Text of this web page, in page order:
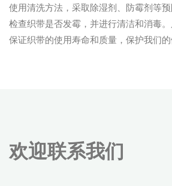
使用清洗方法，采取除湿剂、防霉剂等
检查织带是否发霉，并进行清洁和消毒
保证织带的使用寿命和质量，保护我们的
欢迎联系我们